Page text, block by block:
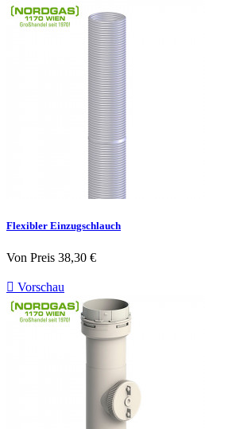
Flexibler Einzugschlauch
Von Preis 38,30 €
 Vorschau